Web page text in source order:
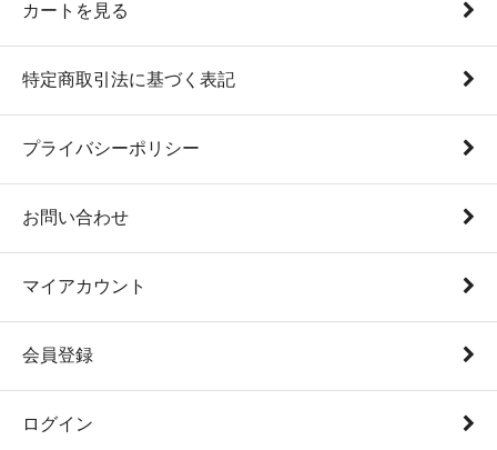
カートを見る
特定商取引法に基づく表記
プライバシーポリシー
お問い合わせ
マイアカウント
会員登録
ログイン